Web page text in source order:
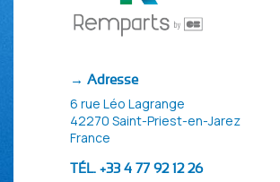
→ Adresse
6 rue Léo Lagrange
42270 Saint-Priest-en-Jarez
France
TÉL. +33 4 77 92 12 26